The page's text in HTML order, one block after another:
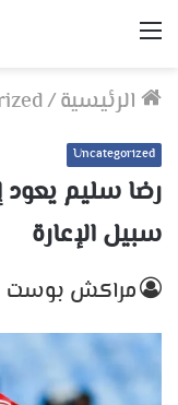
القائمة
الرئيسية/
Uncategorized
رضا سليم
سبيل الإعارة
مراكش بوست